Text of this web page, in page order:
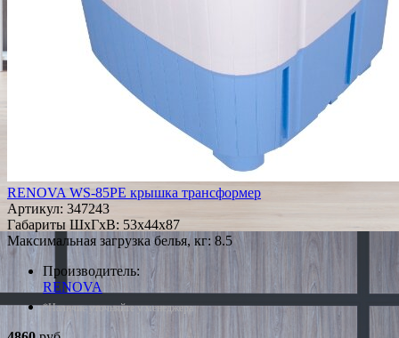
RENOVA WS-85PE крышка трансформер
Артикул: 347243
Габариты ШxГxВ: 53x44x87
Максимальная загрузка белья, кг: 8.5
Производитель:
RENOVA
*Наличие уточняйте у менеджера